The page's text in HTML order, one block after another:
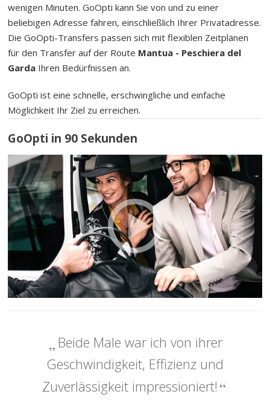
wenigen Minuten. GoOpti kann Sie von und zu einer
beliebigen Adresse fahren, einschließlich Ihrer Privatadresse.
Die GoOpti-Transfers passen sich mit flexiblen Zeitplänen
für den Transfer auf der Route Mantua - Peschiera del
Garda Ihren Bedürfnissen an.
GoOpti ist eine schnelle, erschwingliche und einfache
Möglichkeit Ihr Ziel zu erreichen.
GoOpti in 90 Sekunden
Beide Male war ich von ihrer
Geschwindigkeit, Effizienz und
Zuverlässigkeit impressioniert!